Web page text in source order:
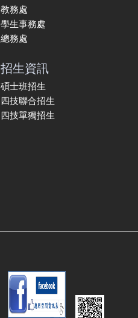
教務處
學生事務處
總務處
招生資訊
碩士班招生
四技聯合招生
四技單獨招生